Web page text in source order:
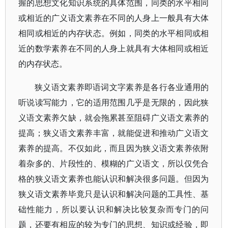
握的思想文化知识系统的具体范围，同类的水平相同
或相近的广义语文素养在不同的人身上一般具有大体
相同或相近的内存状态。例如，同类的水平相同或相
近的数学素养在不同的人身上就具有大体相同或相近
的内存状态。
狭义语文素养即语词文字素养是各行各业通用的
听说读写能力，它的适用范围几乎是无限的，因此狭
义语文素养欠缺，就会拖累甚至阻碍广义语文素养的
提高；狭义语文素养丰富，就能促进和推动广义语文
素养的提高。不仅如此，而且因为狭义语文素养依附
着杂多的、片段性的、模糊的广义语文，所以仅凭合
格的狭义语文素养也能认识和解决很多问题。但因为
狭义语文素养毕竟只是认识和解决问题的工具性、基
础性能力，所以要认识和解决比较复杂而专门的问
题，还要有相应的较为专门的思想、知识或经验，即